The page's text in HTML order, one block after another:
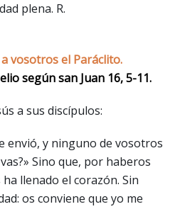
plena. R.
vosotros el Paráclito.
según san Juan 16, 5-11.
a sus discípulos:
envió, y ninguno de vosotros
Sino que, por haberos
llenado el corazón. Sin
os conviene que yo me